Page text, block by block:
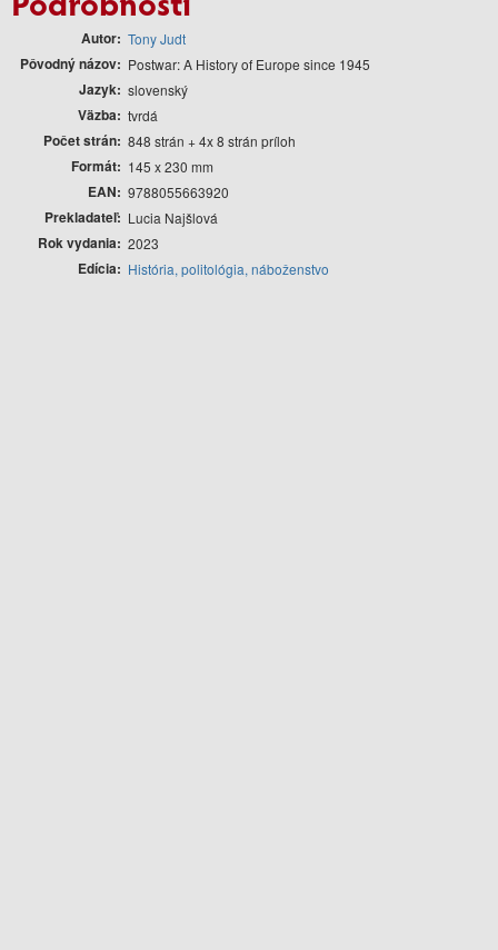
Autor Tony Judt
Pôvodný názov Postwar: A History of Europe since 1945
Jazyk slovenský
Väzba tvrdá
Počet strán 848 strán + 4x 8 strán príloh
Formát 145 x 230 mm
EAN 9788055663920
Prekladateľ Lucia Najšlová
Rok vydania 2023
Edícia História, politológia, náboženstvo